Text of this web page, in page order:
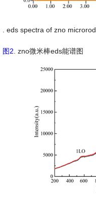
. eds spectra of zno microrod
图2 . zno微米棒eds能谱图